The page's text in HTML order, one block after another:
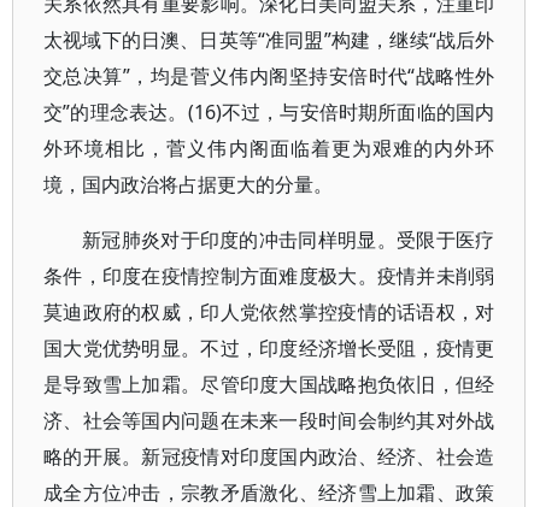
太视域下的日澳、日英等“准同盟”构建，继续“战后外
交总决算”，均是菅义伟内阁坚持安倍时代“战略性外
交”的理念表达。(16)不过，与安倍时期所面临的国内
外环境相比，菅义伟内阁面临着更为艰难的内外环
境，国内政治将占据更大的分量。
新冠肺炎对于印度的冲击同样明显。受限于医疗
条件，印度在疫情控制方面难度极大。疫情并未削弱
莫迪政府的权威，印人党依然掌控疫情的话语权，对
国大党优势明显。不过，印度经济增长受阻，疫情更
是导致雪上加霜。尽管印度大国战略抱负依旧，但经
济、社会等国内问题在未来一段时间会制约其对外战
略的开展。新冠疫情对印度国内政治、经济、社会造
成全方位冲击，宗教矛盾激化、经济雪上加霜、政策